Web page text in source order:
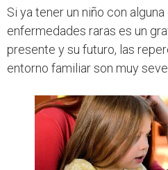
Si ya tener un niño con
enfermedades raras es un
presente y su futuro, las
entorno familiar son muy